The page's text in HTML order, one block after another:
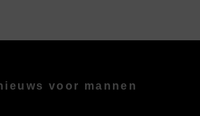
voor mannen